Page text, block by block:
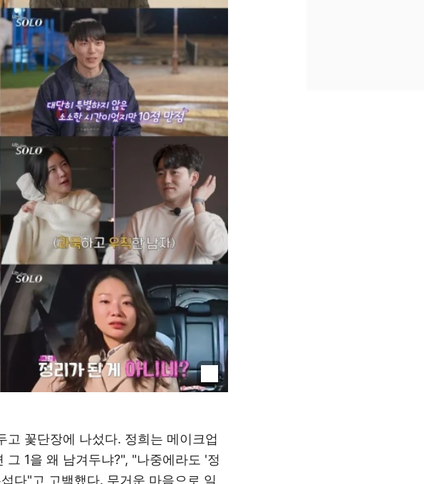
꽃단장에 나섰다. 정희는 메이크업
1을 왜 남겨두냐?", "나중에라도 '정
다"고 고백했다. 무거운 마음으로 일